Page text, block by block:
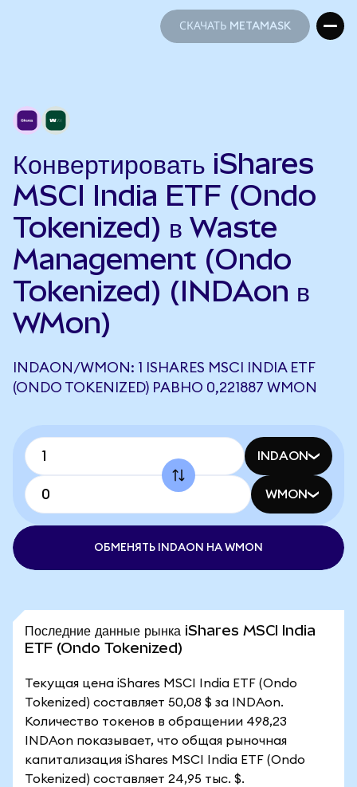
СКАЧАТЬ METAMASK
Конвертировать iShares
MSCI India ETF (Ondo
Tokenized) в Waste
Management (Ondo
Tokenized) (INDAon в
WMon)
INDAON/WMON: 1 ISHARES MSCI INDIA ETF
(ONDO TOKENIZED) РАВНО 0,221887 WMON
INDAON
WMON
ОБМЕНЯТЬ INDAON НА WMON
Последние данные рынка iShares MSCI India
ETF (Ondo Tokenized)
Текущая цена iShares MSCI India ETF (Ondo
Tokenized) составляет 50,08 $ за INDAon.
Количество токенов в обращении 498,23
INDAon показывает, что общая рыночная
капитализация iShares MSCI India ETF (Ondo
Tokenized) составляет 24,95 тыс. $.